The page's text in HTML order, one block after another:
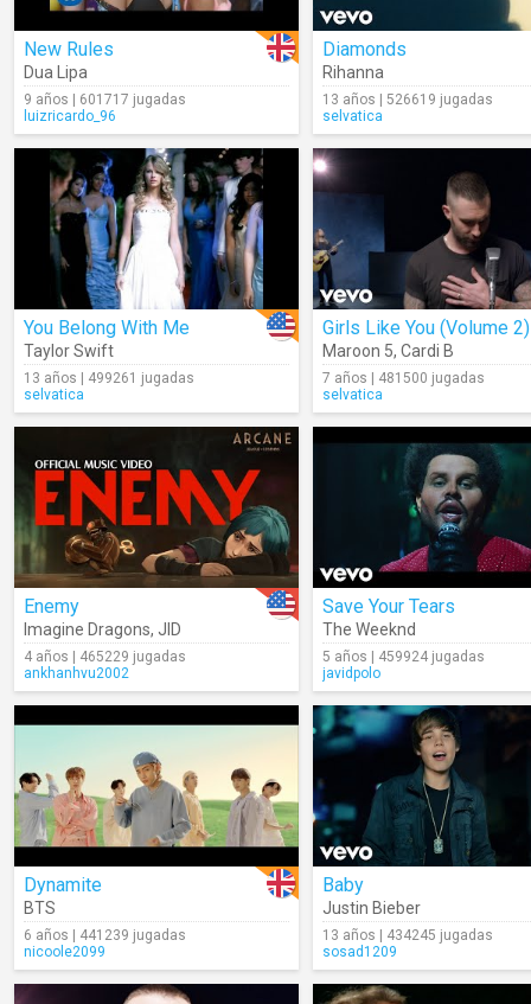
New Rules
Dua Lipa
9 años | 601717 jugadas
luizricardo_96
Diamonds
Rihanna
13 años | 526619 jugadas
selvatica
You Belong With Me
Taylor Swift
13 años | 499261 jugadas
selvatica
Girls Like You (Volume 2)
Maroon 5, Cardi B
7 años | 481500 jugadas
selvatica
Enemy
Imagine Dragons, JID
4 años | 465229 jugadas
ankhanhvu2002
Save Your Tears
The Weeknd
5 años | 459924 jugadas
javidpolo
Dynamite
BTS
6 años | 441239 jugadas
nicoole2099
Baby
Justin Bieber
13 años | 434245 jugadas
sosad1209